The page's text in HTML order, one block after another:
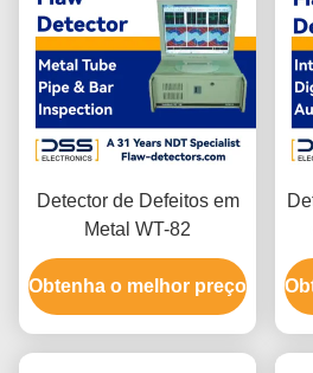
Detector de Defeitos em
Metal WT-82
Obtenha o melhor preço